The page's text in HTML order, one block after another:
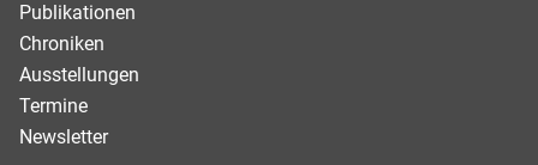
Publikationen
Chroniken
Ausstellungen
Termine
Newsletter